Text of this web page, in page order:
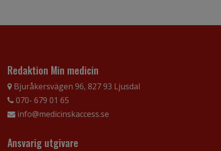
Redaktion Min medicin
Bjuråkersvägen 96, 827 93 Ljusdal
070- 679 01 65
info@medicinskaccess.se
Ansvarig utgivare